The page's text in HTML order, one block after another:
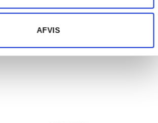
AFVIS
ønskeliste
ønskeliste